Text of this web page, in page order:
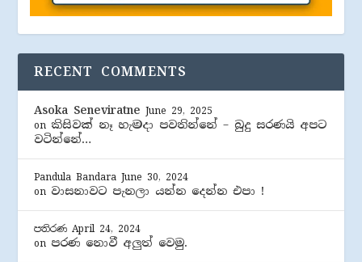
RECENT COMMENTS
Asoka Seneviratne June 29, 2025
on කිසිවක් නෑ හැමදා පවතින්නේ – බුදු සරණයි අපට
වටින්නේ…
Pandula Bandara June 30, 2024
on වාසනාවට පැනලා යන්න දෙන්න එපා !
පතිරණ April 24, 2024
on පරණ නොවී අලුත් වෙමු.